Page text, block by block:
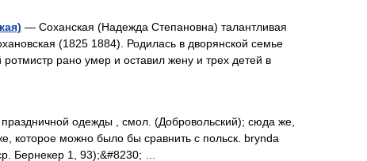
— Соханская (Надежда Степановна) талантливая
(1825 1884). Родилась в дворянской семье
рано умер и оставил жену и трех детей в
одежды , смол. (Добровольский); сюда же,
которое можно было бы сравнить с польск. brynda
Бернекер 1, 93);&#8230; …